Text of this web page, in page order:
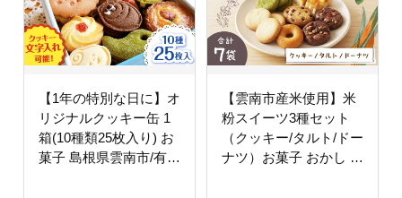
【1年の特別な日に】オ
リジナルクッキー缶 1
箱(10種類25枚入り) お
菓子 島根県雲南市/有限
【雲南市産米使用】米
粉スイーツ3種セット
（クッキー/タルト/ドー
ナツ）お菓子 おかし グ